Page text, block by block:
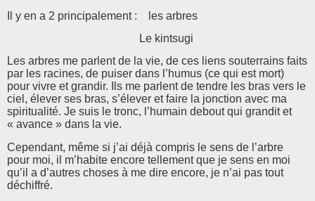
Il y en a 2 principalement : les arbres
Le kintsugi
Les arbres me parlent de la vie, de ces liens souterrains faits
par les racines, de puiser dans l’humus (ce qui est mort)
pour vivre et grandir. Ils me parlent de tendre les bras vers le
ciel, élever ses bras, s’élever et faire la jonction avec ma
spiritualité. Je suis le tronc, l’humain debout qui grandit et
« avance » dans la vie.
Cependant, même si j’ai déjà compris le sens de l’arbre
pour moi, il m’habite encore tellement que je sens en moi
qu’il a d’autres choses à me dire encore, je n’ai pas tout
déchiffré.